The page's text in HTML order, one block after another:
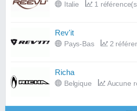
Italie 1
Rev'it
Pays-Bas 2
Richa
Belgique Aucune